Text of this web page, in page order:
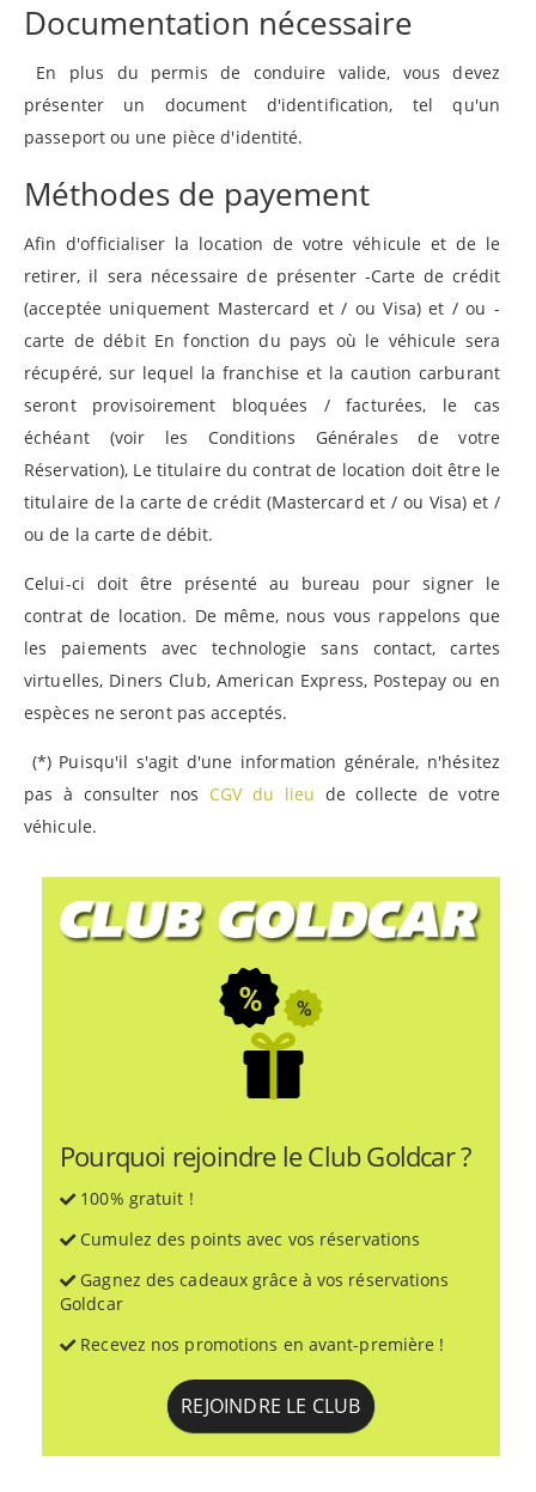
Documentation nécessaire
En plus du permis de conduire valide, vous devez
présenter un document d'identification, tel qu'un
passeport ou une pièce d'identité.
Méthodes de payement
Afin d'officialiser la location de votre véhicule et de le
retirer, il sera nécessaire de présenter -Carte de crédit
(acceptée uniquement Mastercard et / ou Visa) et / ou -
carte de débit En fonction du pays où le véhicule sera
récupéré, sur lequel la franchise et la caution carburant
seront provisoirement bloquées / facturées, le cas
échéant (voir les Conditions Générales de votre
Réservation), Le titulaire du contrat de location doit être le
titulaire de la carte de crédit (Mastercard et / ou Visa) et /
ou de la carte de débit.
Celui-ci doit être présenté au bureau pour signer le
contrat de location. De même, nous vous rappelons que
les paiements avec technologie sans contact, cartes
virtuelles, Diners Club, American Express, Postepay ou en
espèces ne seront pas acceptés.
(*) Puisqu'il s'agit d'une information générale, n'hésitez
pas à consulter nos CGV du lieu de collecte de votre
véhicule.
Pourquoi rejoindre le Club Goldcar ?
100% gratuit !
Cumulez des points avec vos réservations
Gagnez des cadeaux grâce à vos réservations
Goldcar
Recevez nos promotions en avant-première !
REJOINDRE LE CLUB